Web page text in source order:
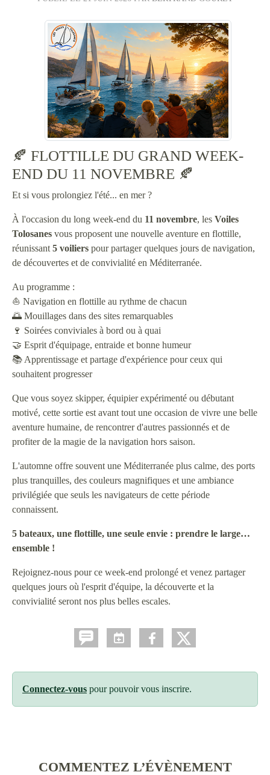
🍂 FLOTTILLE DU GRAND WEEK-
END DU 11 NOVEMBRE 🍂
Et si vous prolongiez l'été... en mer ?
À l'occasion du long week-end du 11 novembre, les Voiles
Tolosanes vous proposent une nouvelle aventure en flottille,
réunissant 5 voiliers pour partager quelques jours de navigation,
de découvertes et de convivialité en Méditerranée.
Au programme :
⛵ Navigation en flottille au rythme de chacun
🌅 Mouillages dans des sites remarquables
🍷 Soirées conviviales à bord ou à quai
🤝 Esprit d'équipage, entraide et bonne humeur
📚 Apprentissage et partage d'expérience pour ceux qui
souhaitent progresser
Que vous soyez skipper, équipier expérimenté ou débutant
motivé, cette sortie est avant tout une occasion de vivre une belle
aventure humaine, de rencontrer d'autres passionnés et de
profiter de la magie de la navigation hors saison.
L'automne offre souvent une Méditerranée plus calme, des ports
plus tranquilles, des couleurs magnifiques et une ambiance
privilégiée que seuls les navigateurs de cette période
connaissent.
5 bateaux, une flottille, une seule envie : prendre le large…
ensemble !
Rejoignez-nous pour ce week-end prolongé et venez partager
quelques jours où l'esprit d'équipe, la découverte et la
convivialité seront nos plus belles escales.
Connectez-vous pour pouvoir vous inscrire.
COMMENTEZ L’ÉVÈNEMENT